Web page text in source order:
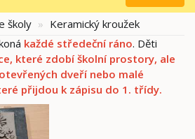
školy
Keramický kroužek
každé středeční ráno. Děti
které zdobí školní prostory, ale
dveří nebo malé
přijdou k zápisu do 1. třídy.